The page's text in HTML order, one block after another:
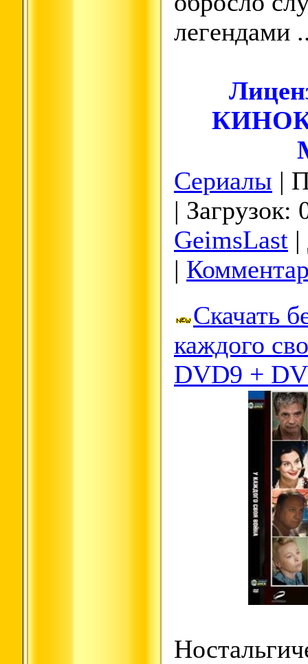
легендами
Сериалы |
| Загрузок:
GeimsLast
|
Скачать
каждого
DVD9 +